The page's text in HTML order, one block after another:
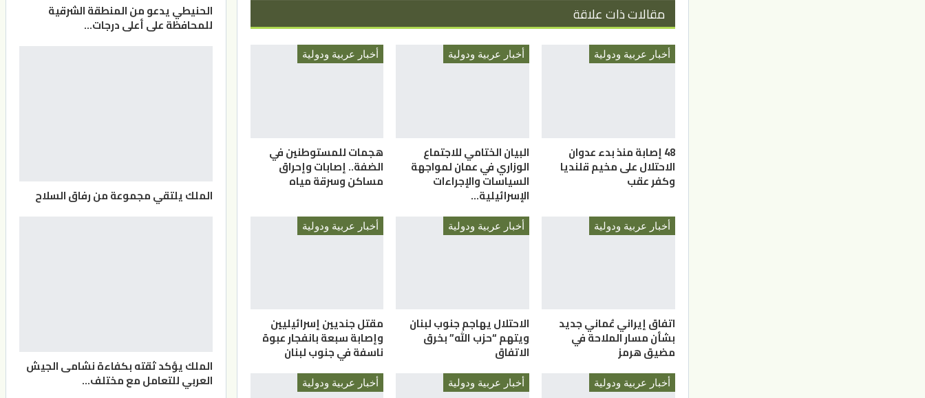
مقالات ذات علاقة
أخبار عربية ودولية
48 إصابة منذ بدء عدوان
الاحتلال على مخيم قلنديا
وكفر عقب
أخبار عربية ودولية
البيان الختامي للاجتماع
الوزاري في عمان لمواجهة
السياسات والإجراءات
الإسرائيلية…
أخبار عربية ودولية
هجمات للمستوطنين في
الضفة.. إصابات وإحراق
مساكن وسرقة مياه
أخبار عربية ودولية
اتفاق إيراني عُماني جديد
بشأن مسار الملاحة في
مضيق هرمز
أخبار عربية ودولية
الاحتلال يهاجم جنوب لبنان
ويتهم “حزب الله” بخرق
الاتفاق
أخبار عربية ودولية
مقتل جنديين إسرائيليين
وإصابة سبعة بانفجار عبوة
ناسفة في جنوب لبنان
أخبار عربية ودولية أخبار عربية ودولية أخبار عربية ودولية
الحنيطي يدعو من المنطقة الشرقية
للمحافظة على أعلى درجات…
الملك يلتقي مجموعة من رفاق السلاح
الملك يؤكد ثقته بكفاءة نشامى الجيش
العربي للتعامل مع مختلف…